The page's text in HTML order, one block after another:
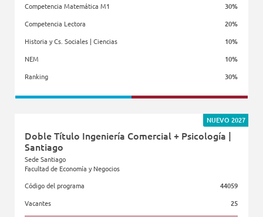
Competencia Matemática M1 30%
Competencia Lectora 20%
Historia y Cs. Sociales | Ciencias 10%
NEM 10%
Ranking 30%
Facultad de Diseño
Facultad de Economía y Negocios
NUEVO 2027
Doble Título Ingeniería Comercial + Psicología |
Santiago
Sede Santiago
Facultad de Economía y Negocios
Código del programa
44059
Vacantes 25